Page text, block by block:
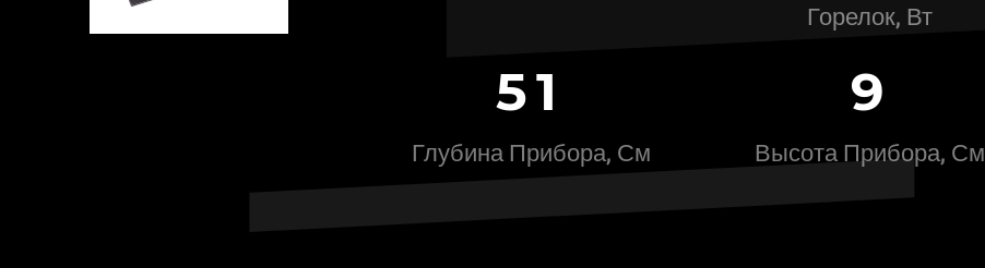
Горелок, Вт
51
Глубина Прибора, См
9
Высота Прибора, См